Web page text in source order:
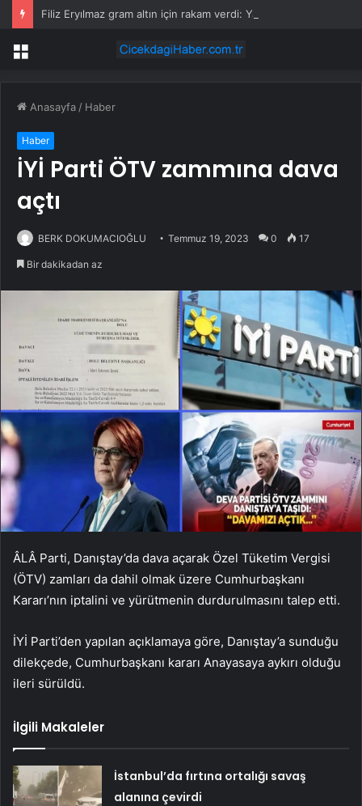
Menü
Anasayfa / Haber
Haber
İYİ Parti ÖTV zammına dava
açtı
BERK DOKUMACIOĞLU Temmuz 19, 2023 0 17
Bir dakikadan az
ÂLÂ Parti, Danıştay’da dava açarak Özel Tüketim Vergisi
(ÖTV) zamları da dahil olmak üzere Cumhurbaşkanı
Kararı’nın iptalini ve yürütmenin durdurulmasını talep etti.
İYİ Parti’den yapılan açıklamaya göre, Danıştay’a sunduğu
dilekçede, Cumhurbaşkanı kararı Anayasaya aykırı olduğu
ileri sürüldü.
İlgili Makaleler
İstanbul’da fırtına ortalığı savaş
alanına çevirdi